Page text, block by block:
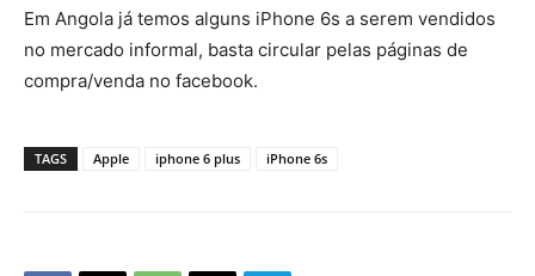
Em Angola já temos alguns iPhone 6s a serem vendidos
no mercado informal, basta circular pelas páginas de
compra/venda no facebook.
TAGS Apple iphone 6 plus iPhone 6s